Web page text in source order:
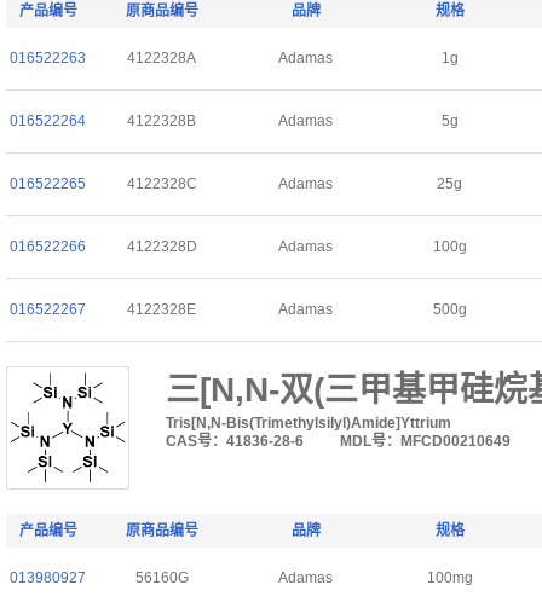
产品编号 原商品编号 品牌 规格
016522263 4122328A Adamas 1g
016522264 4122328B Adamas 5g
016522265 4122328C Adamas 25g
016522266 4122328D Adamas 100g
016522267 4122328E Adamas 500g
三[N,N-双(三甲基甲硅烷
Tris[N,N-Bis(Trimethylsilyl)Amide]Yttrium
CAS号：41836-28-6
MDL号：MFCD00210649
产品编号 原商品编号 品牌 规格
013980927 56160G Adamas 100mg